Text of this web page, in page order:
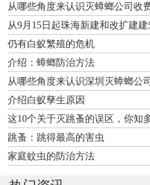
从哪些角度来认识灭蟑螂公司收
从9月15日起珠海新建和改扩建
仍有白蚁繁殖的危机
介绍：蟑螂防治方法
从哪些角度来认识深圳灭蟑螂公
介绍白蚁孳生原因
这10个关于灭跳蚤的误区，你知
跳蚤：跳得最高的害虫
家庭蚊虫的防治方法